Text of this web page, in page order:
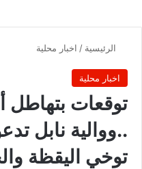
الرئيسية / اخبار محلية
اخبار محلية
توقعات بتهاطل
..ووالية نابل
توخي اليقظة